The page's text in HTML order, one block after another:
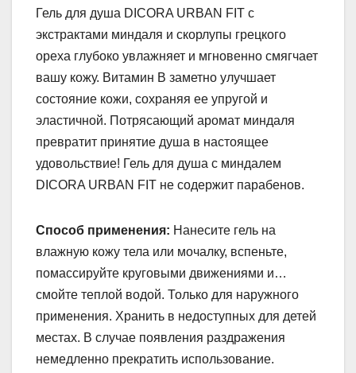
Гель для душа DICORA URBAN FIT c
экстрактами миндаля и скорлупы грецкого
ореха глубоко увлажняет и мгновенно смягчает
вашу кожу. Витамин B заметно улучшает
состояние кожи, сохраняя ее упругой и
эластичной. Потрясающий аромат миндаля
превратит принятие душа в настоящее
удовольствие! Гель для душа с миндалем
DICORA URBAN FIT не содержит парабенов.
Способ применения: Нанесите гель на
влажную кожу тела или мочалку, вспеньте,
помассируйте круговыми движениями и…
смойте теплой водой. Только для наружного
применения. Хранить в недоступных для детей
местах. В случае появления раздражения
немедленно прекратить использование.